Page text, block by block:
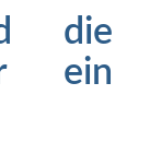
die
ein